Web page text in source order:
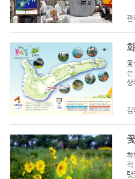
꽃
는
상
하